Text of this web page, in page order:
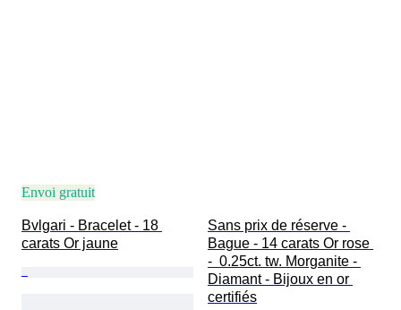
Envoi gratuit
Bvlgari - Bracelet - 18
carats Or jaune
Sans prix de réserve -
Bague - 14 carats Or rose
-  0.25ct. tw. Morganite -
Diamant - Bijoux en or
certifiés